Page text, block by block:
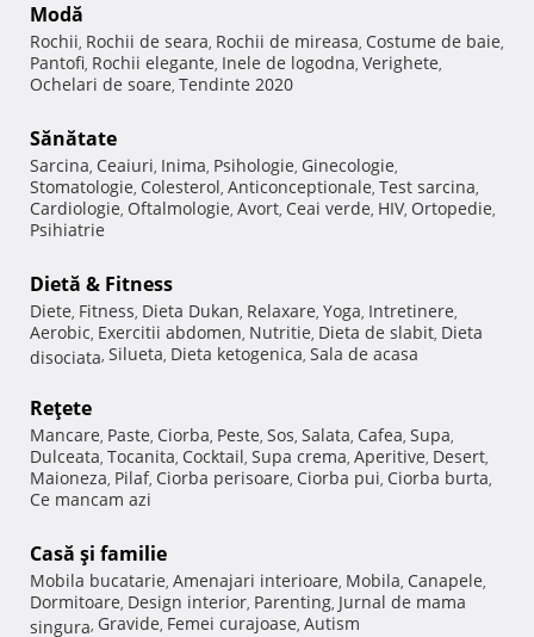
Modă
Rochii, Rochii de seara, Rochii de mireasa, Costume de baie,
Pantofi, Rochii elegante, Inele de logodna, Verighete,
Ochelari de soare, Tendinte 2020
Sănătate
Sarcina, Ceaiuri, Inima, Psihologie, Ginecologie,
Stomatologie, Colesterol, Anticonceptionale, Test sarcina,
Cardiologie, Oftalmologie, Avort, Ceai verde, HIV, Ortopedie,
Psihiatrie
Dietă & Fitness
Diete, Fitness, Dieta Dukan, Relaxare, Yoga, Intretinere,
Aerobic, Exercitii abdomen, Nutritie, Dieta de slabit, Dieta
disociata, Silueta, Dieta ketogenica, Sala de acasa
Reţete
Mancare, Paste, Ciorba, Peste, Sos, Salata, Cafea, Supa,
Dulceata, Tocanita, Cocktail, Supa crema, Aperitive, Desert,
Maioneza, Pilaf, Ciorba perisoare, Ciorba pui, Ciorba burta,
Ce mancam azi
Casă şi familie
Mobila bucatarie, Amenajari interioare, Mobila, Canapele,
Dormitoare, Design interior, Parenting, Jurnal de mama
singura, Gravide, Femei curajoase, Autism